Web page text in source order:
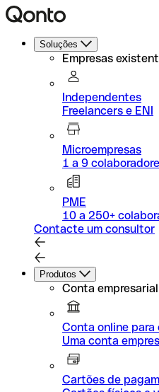
Soluções
Empresas
Independentes
Freelancers e ENI
Microempresas
1 a 9
PME
10 a 250+
Contacte um consultor
Produtos
Conta empresarial
Conta online para
Uma conta
Cartões de